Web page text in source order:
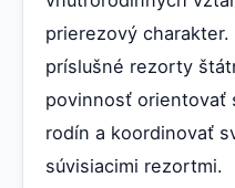
prierezový
príslušné rezorty
povinnosť orientovať
rodín a koordinovať
súvisiacimi rezortmi.